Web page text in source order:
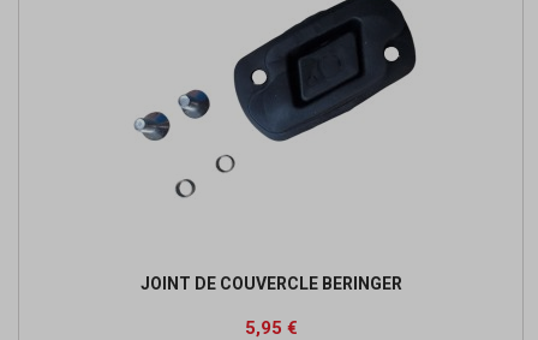
JOINT DE COUVERCLE BERINGER
Prix
5,95 €Prix